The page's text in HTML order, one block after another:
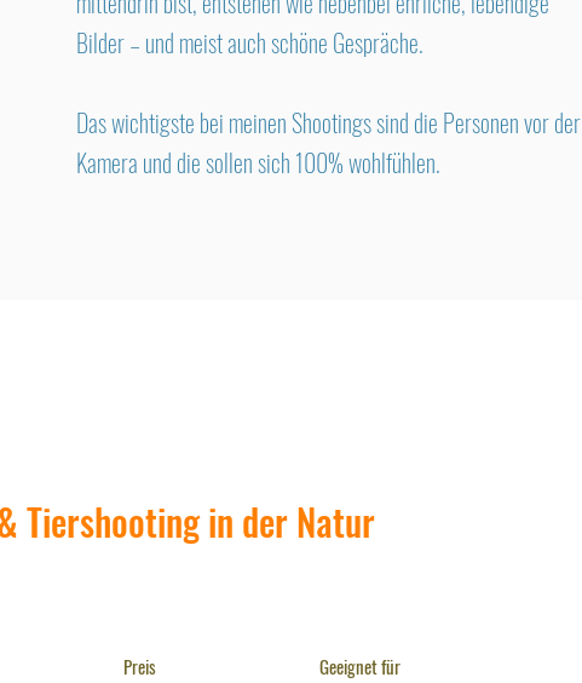
Bilder – und meist auch schöne Gespräche.
Das wichtigste bei meinen Shootings sind die Personen vor der
Kamera und die sollen sich 100% wohlfühlen.
Tiershooting in der Natur
Preis
Geeignet für